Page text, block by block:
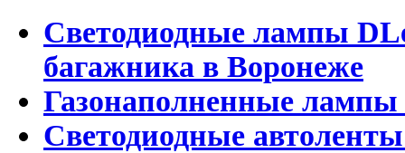
Светодиодные лампы
багажника в Воронеже
Газонаполненные
Светодиодные